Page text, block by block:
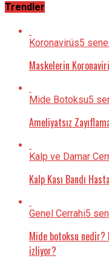
Trendler
Koronavirüs5
Maskelerin
Mide Botoksu5
Ameliyatsız
Kalp ve Damar
Kalp Kası Bandı
Genel Cerrahi5
Mide botoksu nedir?
izliyor?